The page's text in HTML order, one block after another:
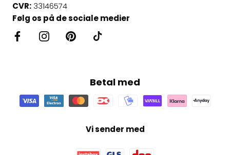
CVR: 33146574
Følg os på de sociale medier
Betal med
Vi sender med